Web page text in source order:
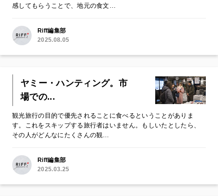
感してもらうことで、地元の食文…
Riff編集部
2025.08.05
ヤミー・ハンティング。市
場での...
観光旅行の目的で優先されることに食べるということがありま
す。これをスキップする旅行者はいません。もしいたとしたら、
その人がどんなにたくさんの観…
Riff編集部
2025.03.25